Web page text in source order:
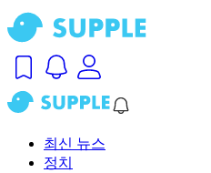
최신 뉴스
정치